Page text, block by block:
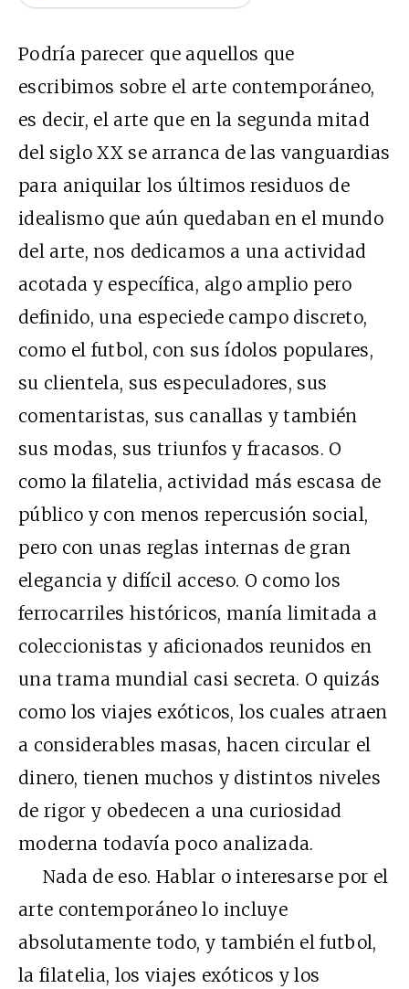
Podría parecer que aquellos que
escribimos sobre el arte contemporáneo,
es decir, el arte que en la segunda mitad
del siglo XX se arranca de las vanguardias
para aniquilar los últimos residuos de
idealismo que aún quedaban en el mundo
del arte, nos dedicamos a una actividad
acotada y específica, algo amplio pero
definido, una especiede campo discreto,
como el futbol, con sus ídolos populares,
su clientela, sus especuladores, sus
comentaristas, sus canallas y también
sus modas, sus triunfos y fracasos. O
como la filatelia, actividad más escasa de
público y con menos repercusión social,
pero con unas reglas internas de gran
elegancia y difícil acceso. O como los
ferrocarriles históricos, manía limitada a
coleccionistas y aficionados reunidos en
una trama mundial casi secreta. O quizás
como los viajes exóticos, los cuales atraen
a considerables masas, hacen circular el
dinero, tienen muchos y distintos niveles
de rigor y obedecen a una curiosidad
moderna todavía poco analizada.
Nada de eso. Hablar o interesarse por el
arte contemporáneo lo incluye
absolutamente todo, y también el futbol,
la filatelia, los viajes exóticos y los